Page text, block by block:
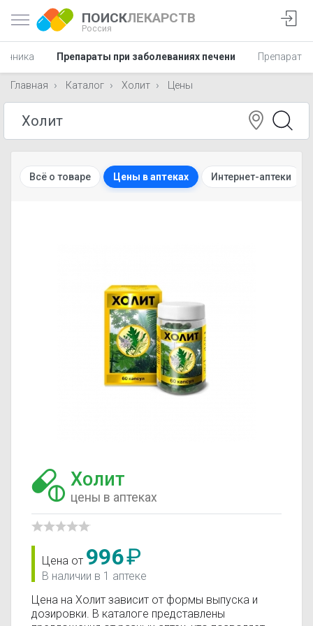
ПОИСКЛЕКАРСТВ
Россия
Препараты при заболеваниях печени Препараты
Главная Каталог Холит Цены
Всё о товаре Цены в аптеках Интернет-аптеки
Холит
цены в аптеках
Цена от 996₽
В наличии в 1 аптеке
Цена на Холит зависит от формы выпуска и
дозировки. В каталоге представлены